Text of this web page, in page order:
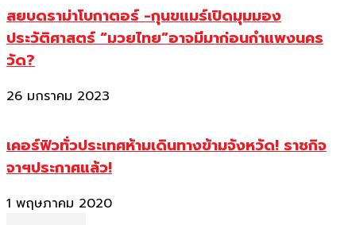
สยบดราม่าโบกาตอร์ -กุนขแมร์เปิดมุมมอง
ประวัติศาสตร์ “มวยไทย”อาจมีมาก่อนกำแพงนคร
วัด?
26 มกราคม 2023
เคอร์ฟิวทั่วประเทศห้ามเดินทางข้ามจังหวัด! ราชกิจ
จาฯประกาศแล้ว!
1 พฤษภาคม 2020